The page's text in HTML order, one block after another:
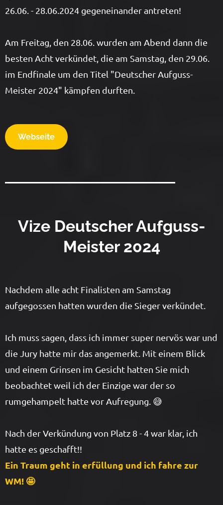
26.06. - 28.06.2024 gegeneinander antreten!
Am Freitag, den 28.06. wurden am Abend dann die
besten Acht verkündet, die am Samstag, den 29.06.
im Endfinale um den Titel "Deutscher Aufguss-
Meister 2024" kämpfen durften.
Webseite
Vize Deutscher Aufguss-
Meister 2024
Nachdem alle acht Finalisten am Samstag
aufgegossen hatten wurden die Sieger verkündet.
Ich muss sagen, dass ich immer super nervös war und
die Jury hatte mir das angemerkt. Mit einem Blick
und einem Grinsen im Gesicht hatten Sie mich
beobachtet weil ich der Einzige war der so
rumgehampelt hatte vor Aufregung. 😅
Nach der Verkündung von Platz 8 - 4 war klar, ich
hatte es geschafft!!
Ein Traum geht in erfüllung und ich fahre zur
WM! 🤩